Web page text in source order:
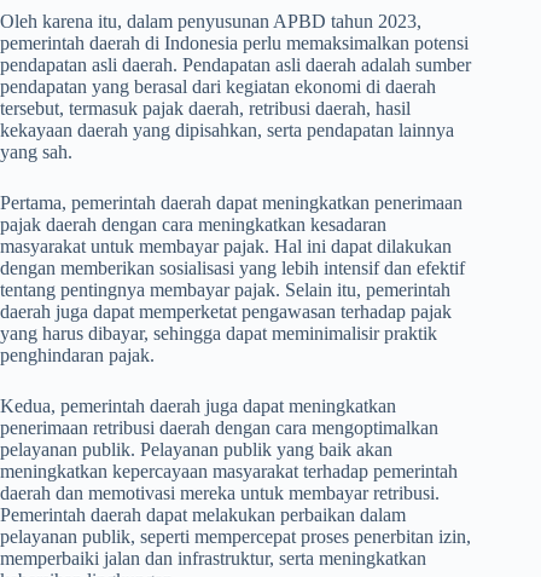
Oleh karena itu, dalam penyusunan APBD tahun 2023,
pemerintah daerah di Indonesia perlu memaksimalkan potensi
pendapatan asli daerah. Pendapatan asli daerah adalah sumber
pendapatan yang berasal dari kegiatan ekonomi di daerah
tersebut, termasuk pajak daerah, retribusi daerah, hasil
kekayaan daerah yang dipisahkan, serta pendapatan lainnya
yang sah.
Pertama, pemerintah daerah dapat meningkatkan penerimaan
pajak daerah dengan cara meningkatkan kesadaran
masyarakat untuk membayar pajak. Hal ini dapat dilakukan
dengan memberikan sosialisasi yang lebih intensif dan efektif
tentang pentingnya membayar pajak. Selain itu, pemerintah
daerah juga dapat memperketat pengawasan terhadap pajak
yang harus dibayar, sehingga dapat meminimalisir praktik
penghindaran pajak.
Kedua, pemerintah daerah juga dapat meningkatkan
penerimaan retribusi daerah dengan cara mengoptimalkan
pelayanan publik. Pelayanan publik yang baik akan
meningkatkan kepercayaan masyarakat terhadap pemerintah
daerah dan memotivasi mereka untuk membayar retribusi.
Pemerintah daerah dapat melakukan perbaikan dalam
pelayanan publik, seperti mempercepat proses penerbitan izin,
memperbaiki jalan dan infrastruktur, serta meningkatkan